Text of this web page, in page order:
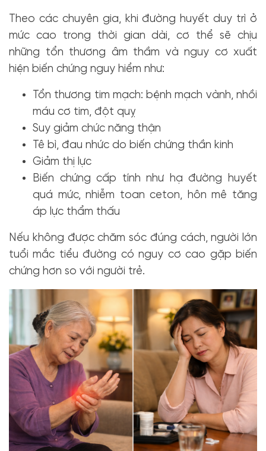
Theo các chuyên gia, khi đường huyết duy trì ở
mức cao trong thời gian dài, cơ thể sẽ chịu
những tổn thương âm thầm và nguy cơ xuất
hiện biến chứng nguy hiểm như:
Tổn thương tim mạch: bệnh mạch vành, nhồi
máu cơ tim, đột quỵ
Suy giảm chức năng thận
Tê bì, đau nhức do biến chứng thần kinh
Giảm thị lực
Biến chứng cấp tính như hạ đường huyết
quá mức, nhiễm toan ceton, hôn mê tăng
áp lực thẩm thấu
Nếu không được chăm sóc đúng cách, người lớn
tuổi mắc tiểu đường có nguy cơ cao gặp biến
chứng hơn so với người trẻ.